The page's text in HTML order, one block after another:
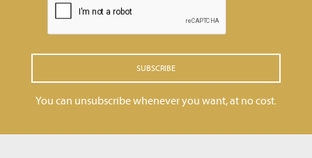
SUBSCRIBE
You can unsubscribe whenever you want, at no cost.